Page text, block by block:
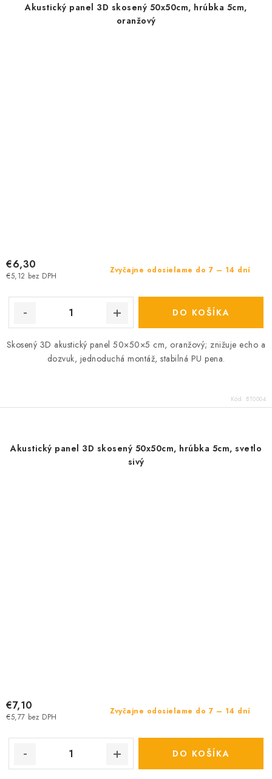
Akustický panel 3D skosený 50x50cm, hrúbka 5cm,
oranžový
Zvyčajne odosielame do 7 – 14 dní
€5,12 bez DPH
€6,30
DO KOŠÍKA
Skosený 3D akustický panel 50×50×5 cm, oranžový; znižuje echo a
dozvuk, jednoduchá montáž, stabilná PU pena.
Kód: BT0004
Akustický panel 3D skosený 50x50cm, hrúbka 5cm, svetlo
sivý
Zvyčajne odosielame do 7 – 14 dní
€5,77 bez DPH
€7,10
DO KOŠÍKA